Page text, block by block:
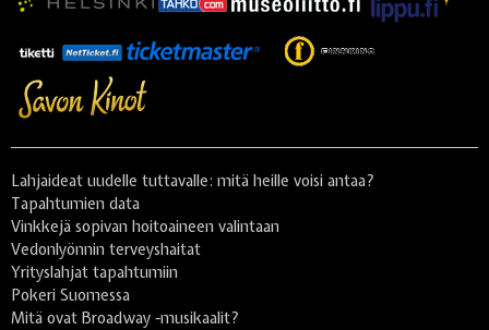
Lahjaideat uudelle tuttavalle: mitä heille voisi antaa?
Tapahtumien data
Vinkkejä sopivan hoitoaineen valintaan
Vedonlyönnin terveyshaitat
Yrityslahjat tapahtumiin
Pokeri Suomessa
Mitä ovat Broadway -musikaalit?